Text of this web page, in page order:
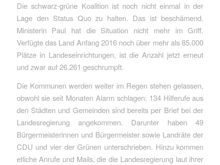
Die schwarz-grüne Koalition ist noch nicht einmal in der
Lage den Status Quo zu halten. Das ist beschämend.
Ministerin Paul hat die Situation nicht mehr im Griff.
Verfügte das Land Anfang 2016 noch über mehr als 85.000
Plätze in Landeseinrichtungen, ist die Anzahl jetzt erneut
und zwar auf 26.261 geschrumpft.
Die Kommunen werden weiter im Regen stehen gelassen,
obwohl sie seit Monaten Alarm schlagen: 134 Hilferufe aus
den Städten und Gemeinden sind bereits per Brief bei der
Landesregierung angekommen. Darunter haben 49
Bürgermeisterinnen und Bürgermeister sowie Landräte der
CDU und vier der Grünen unterschrieben. Hinzu kommen
etliche Anrufe und Mails, die die Landesregierung laut ihrer